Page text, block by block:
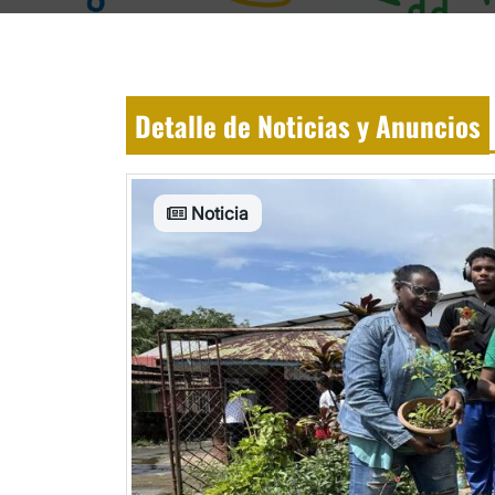
Detalle de Noticias y Anuncios
Noticia